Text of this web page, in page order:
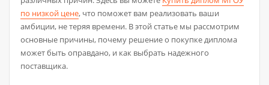
по низкой цене, что поможет вам реализовать ваши
амбиции, не теряя времени. В этой статье мы рассмотрим
основные причины, почему решение о покупке диплома
может быть оправдано, и как выбрать надежного
поставщика.